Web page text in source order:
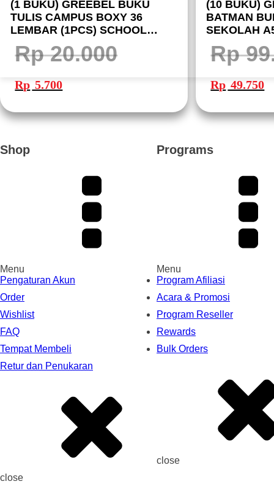
(1 BUKU) GREEBEL BUKU
TULIS CAMPUS BOXY 36
LEMBAR (1PCS) SCHOOL
BOOK B5 36-12 I BUKU TULIS
GREEBEL
Rp20.000
Harga
adalah:
Rp 20.000.
Rp 5.700ini
adalah:
(10 BUKU)
BATMAN
SEKOLAH
PACK 10
BUKU
Rp
Harga
adalah:
Rp 99.500.
Rp 49.750ini
Shop
Menu
Pengaturan Akun
Order
Wishlist
FAQ
Tempat Membeli
Retur dan Penukaran
close
Programs
Menu
Program Afiliasi
Acara & Promosi
Program Reseller
Rewards
Bulk Orders
close